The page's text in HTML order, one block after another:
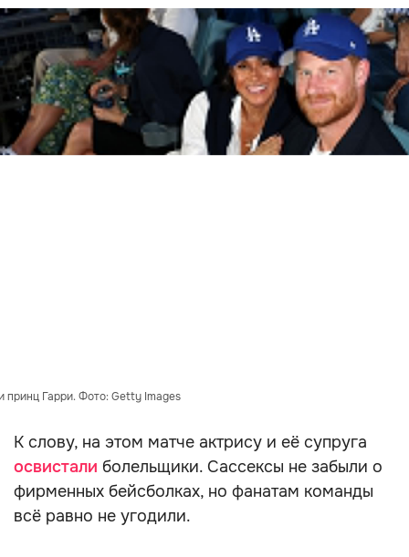
принц Гарри. Фото: Getty Images
К слову, на этом матче актрису и её супруга
освистали болельщики. Сассексы не забыли о
фирменных бейсболках, но фанатам команды
всё равно не угодили.